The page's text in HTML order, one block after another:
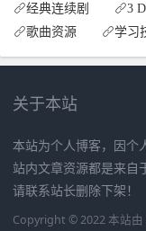
经典连续剧
3
歌曲资源
学习
关于本站
本站为个人博客，因个
站内文章资源都是来自
请联系站长删除下架！
Copyright © 2022 本站由